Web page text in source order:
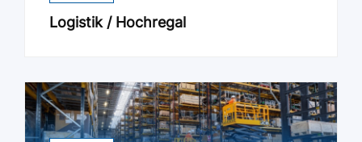
Logistik / Hochregal